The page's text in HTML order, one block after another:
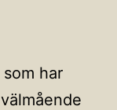
har